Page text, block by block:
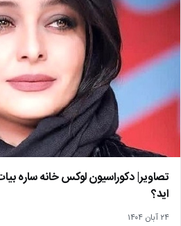
تصاویر| دکوراسیون لوکس خانه ساره
اید؟
۲۴ آبان ۱۴۰۴